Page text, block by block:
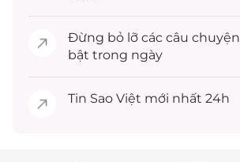
Đừng bỏ lỡ các câu chuyện
bật trong ngày
Tin Sao Việt mới nhất 24h